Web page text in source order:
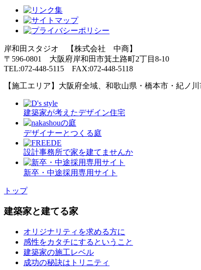
岸和田スタジオ 【株式会社 中商】
〒596-0801 大阪府岸和田市箕土路町2丁目8-10
TEL:072-448-5115 FAX:072-448-5118
【施工エリア】大阪府全域、和歌山県・橋本市・紀ノ
建築家が考えたデザイン住宅
デザイナーとつくる庭
設計事務所で家を建てませんか
新卒・中途採用専用サイト
トップ
建築家と建てる家
オリジナリティを求める方に
感性をカタチにするということ
建築家の施工レベル
成功の秘訣はトリニティ